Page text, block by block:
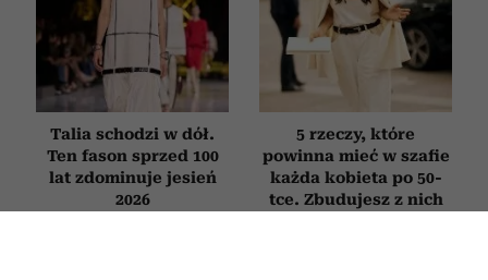
Talia schodzi w dół.
Ten fason sprzed 100
lat zdominuje jesień
2026
5 rzeczy, które
powinna mieć w szafie
każda kobieta po 50-
tce. Zbudujesz z nich